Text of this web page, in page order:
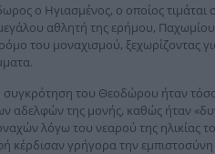
ο Ηγιασμένος, ο οποίος τιμάται
αθλητή της ερήμου,
του μοναχισμού, ξεχωρίζοντας
συγκρότηση του Θεοδώρου ήταν
αδελφών της μονής, καθώς ήταν
λόγω του νεαρού της ηλικίας
κέρδισαν γρήγορα την